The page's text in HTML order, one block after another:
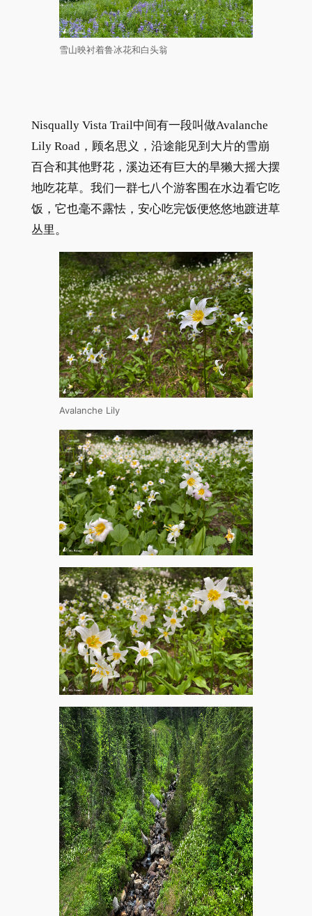
雪山映衬着鲁冰花和白头翁
Nisqually Vista Trail中间有一段叫做Avalanche
Lily Road，顾名思义，沿途能见到大片的雪崩
百合和其他野花，溪边还有巨大的旱獭大摇大摆
地吃花草。我们一群七八个游客围在水边看它吃
饭，它也毫不露怯，安心吃完饭便悠悠地踱进草
丛里。
Avalanche Lily